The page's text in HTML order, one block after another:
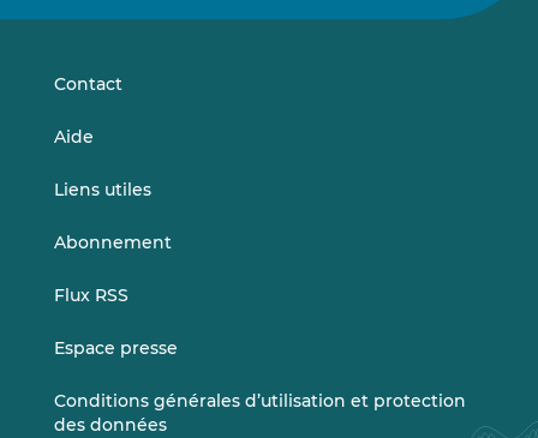
sursur
Contact
Aide
Liens utiles
Abonnement
Flux RSS
Espace presse
Conditions générales d’utilisation et protection
des données